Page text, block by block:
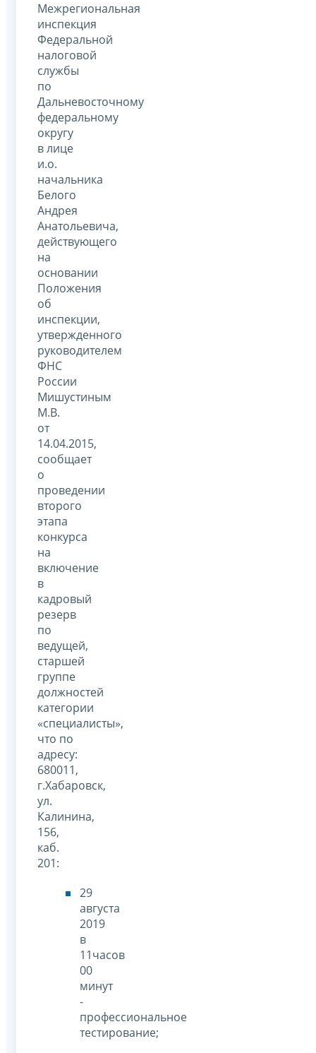
Межрегиональная
инспекция
Федеральной
налоговой
службы
по
Дальневосточному
федеральному
округу
в лице
и.о.
начальника
Белого
Андрея
Анатольевича,
действующего
на
основании
Положения
об
инспекции,
утвержденного
руководителем
ФНС
России
Мишустиным
М.В.
от
14.04.2015,
сообщает
о
проведении
второго
этапа
конкурса
на
включение
в
кадровый
резерв
по
ведущей,
старшей
группе
должностей
категории
«специалисты»,
что по
адресу:
680011,
г.Хабаровск,
ул.
Калинина,
156,
каб.
201:
29
августа
2019
в
11часов
00
минут
-
профессиональное
тестирование;